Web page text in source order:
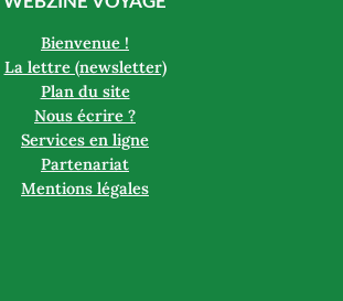
Bienvenue !
La lettre (newsletter)
Plan du site
Nous écrire ?
Services en ligne
Partenariat
Mentions légales